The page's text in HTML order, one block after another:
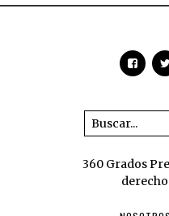
360 Grados